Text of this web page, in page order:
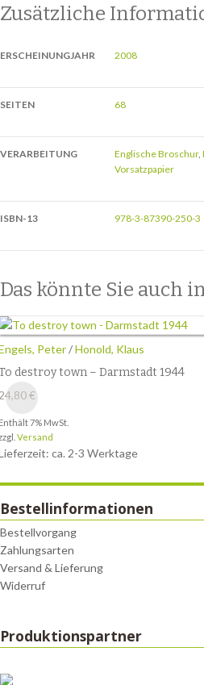
Zusätzliche
ERSCHEINUNGJAHR 2008
SEITEN 68
VERARBEITUNG Englische Broschur,
Vorsatzpapier
ISBN-13 978-3-87390-250-3
Das könnte Sie auch
Peter/Honold, Klaus
destroy town – Darmstadt 1944
€
7% MwSt.
Versand
ca. 2-3 Werktage
Bestellinformationen
Bestellvorgang
Zahlungsarten
Versand & Lieferung
Widerruf
Produktionspartner